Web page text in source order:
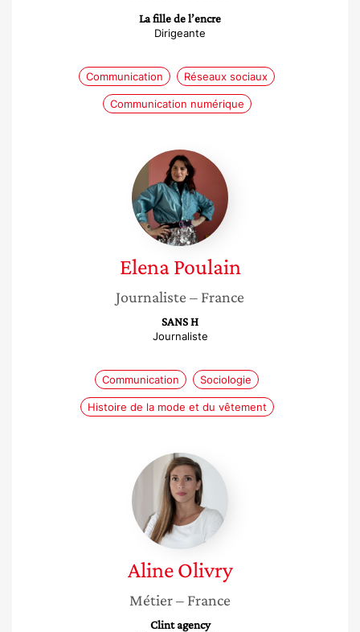
La fille de l’encre
Dirigeante
Communication Réseaux sociaux
Communication numérique
Elena
Poulain
Elena Poulain
Journaliste – France
SANS H
Journaliste
Communication Sociologie
Histoire de la mode et du vêtement
Aline
Olivry
Aline Olivry
Métier– France
Clint agency